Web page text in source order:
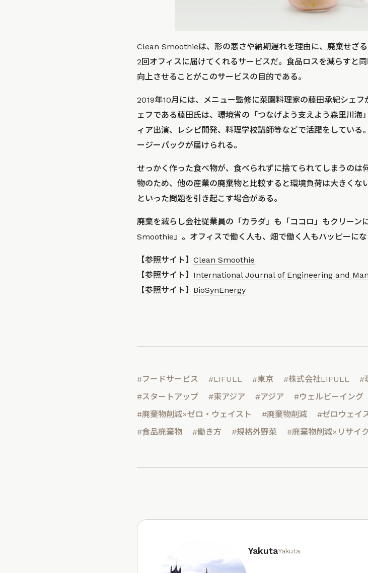
Clean Smoothieは、形の悪さや納期遅れを理由に、廃棄せざ
2回オフィスに届けてくれるサービスだ。食品ロスを減らすと
向上させることがこのサービスの目的である。
2019年10月には、メニュー監修に菜園料理家の藤田承紀シェ
ェフである藤田氏は、環境省の「つなげよう支えよう森里川
ィア出演、レシピ開発、料理学校講師等などで活躍をしてい
ージーパックが届けられる。
せっかく作った食べ物が、食べられずに捨てられてしまうの
物のため、他の産業の廃棄物と比較すると環境負荷は大きく
といった問題を引き起こす場合がある。
廃棄を減らし会社従業員の「カラダ」も「ココロ」もクリーン
Smoothie」。オフィスで働く人も、畑で働く人もハッピーにな
【参照サイト】 Clean Smoothie
【参照サイト】 International Journal of Engineering and
【参照サイト】 BioSynEnergy
#フードサービス #LIFULL #東京 #株式会社LIFULL #
#スタートアップ
#東アジア #アジア #ウェルビーイング
#廃棄物削減×ゼロ・ウェイスト
#廃棄物削減 #ゼロウェイ
#食品廃棄物
#働き方 #規格外野菜 #廃棄物削減×リサイ
YakutaYakuta